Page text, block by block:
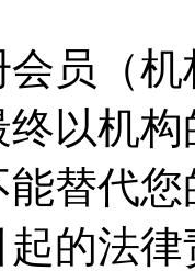
员（
以机
替代
的法